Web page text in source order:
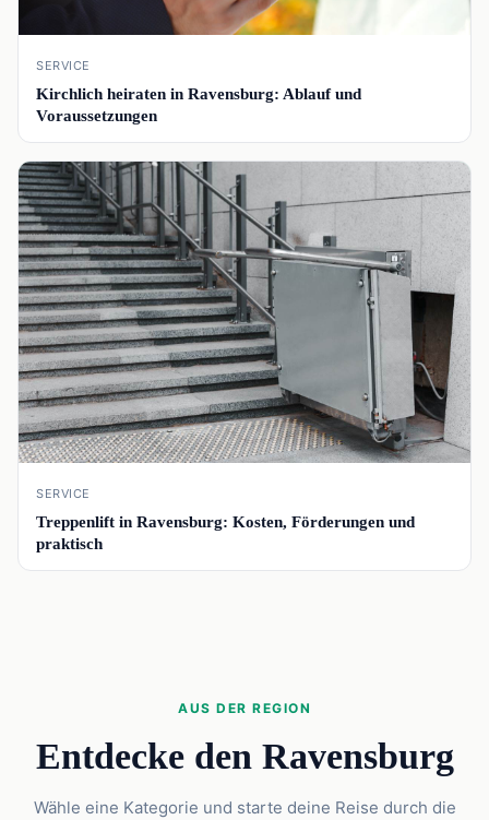
SERVICE
Kirchlich heiraten in Ravensburg: Ablauf und
Voraussetzungen
📰
SERVICE
Treppenlift in Ravensburg: Kosten, Förderungen und
praktisch
AUS DER REGION
Entdecke den Ravensburg
Wähle eine Kategorie und starte deine Reise durch die